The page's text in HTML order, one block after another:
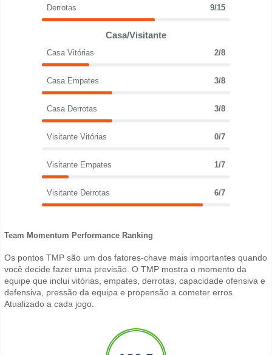
Derrotas 9/15
Casa/Visitante
Casa Vitórias 2/8
Casa Empates 3/8
Casa Derrotas 3/8
Visitante Vitórias 0/7
Visitante Empates 1/7
Visitante Derrotas 6/7
Team Momentum Performance Ranking
Os pontos TMP são um dos fatores-chave mais importantes quando
você decide fazer uma previsão. O TMP mostra o momento da
equipe que inclui vitórias, empates, derrotas, capacidade ofensiva e
defensiva, pressão da equipa e propensão a cometer erros.
Atualizado a cada jogo.